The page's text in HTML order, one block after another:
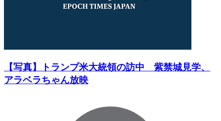
【写真】トランプ米大統領の訪中 紫禁城見学、
アラベラちゃん放映